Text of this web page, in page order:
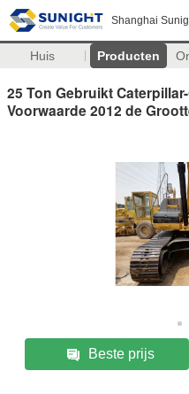
Shanghai
Huis Producten
25 Ton Gebruikt
Voorwaarde 2012 de
Beste prijs